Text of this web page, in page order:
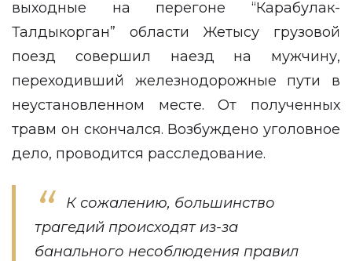
выходные на перегоне “Карабулак-
Талдыкорган” области Жетысу грузовой
поезд совершил наезд на мужчину,
переходивший железнодорожные пути в
неустановленном месте. От полученных
травм он скончался. Возбуждено уголовное
дело, проводится расследование.
К сожалению, большинство
трагедий происходят из-за
банального несоблюдения правил